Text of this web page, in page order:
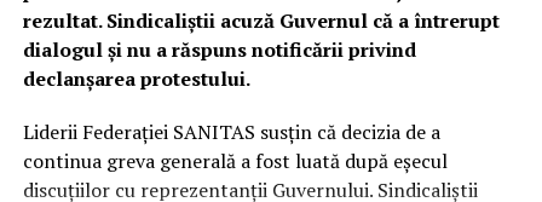
specialiștii din cadrul Biroului pentru Protecția
Animalelor vor efectua controale privind respectarea
legislației referitoare la deținerea și utilizarea câinilor de
urmă folosiți la identificarea trufelor.
În cazul în care vor fi descoperite abateri, vor fi dispuse
rezultat. Sindicaliștii acuză Guvernul că a întrerupt
dialogul și nu a răspuns notificării privind
declanșarea protestului.
Liderii Federației SANITAS susțin că decizia de a
continua greva generală a fost luată după eșecul
discuțiilor cu reprezentanții Guvernului. Sindicaliștii